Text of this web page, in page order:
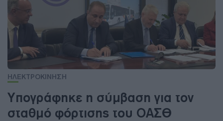
ΗΛΕΚΤΡΟΚΙΝΗΣΗ
Υπογράφηκε η σύμβαση για τον
σταθμό φόρτισης του ΟΑΣΘ